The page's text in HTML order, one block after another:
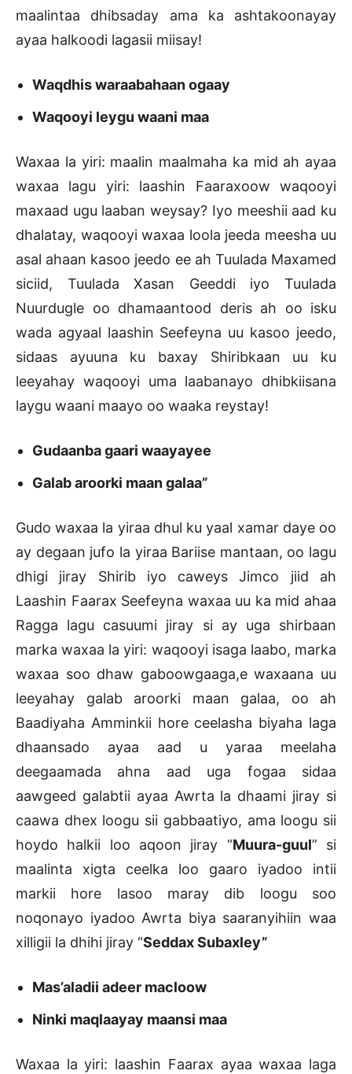
maalintaa dhibsaday ama ka ashtakoonayay
ayaa halkoodi lagasii miisay!
Waqdhis waraabahaan ogaay
Waqooyi leygu waani maa
Waxaa la yiri: maalin maalmaha ka mid ah ayaa
waxaa lagu yiri: laashin Faaraxoow waqooyi
maxaad ugu laaban weysay? Iyo meeshii aad ku
dhalatay, waqooyi waxaa loola jeeda meesha uu
asal ahaan kasoo jeedo ee ah Tuulada Maxamed
siciid, Tuulada Xasan Geeddi iyo Tuulada
Nuurdugle oo dhamaantood deris ah oo isku
wada agyaal laashin Seefeyna uu kasoo jeedo,
sidaas ayuuna ku baxay Shiribkaan uu ku
leeyahay waqooyi uma laabanayo dhibkiisana
laygu waani maayo oo waaka reystay!
Gudaanba gaari waayayee
Galab aroorki maan galaa”
Gudo waxaa la yiraa dhul ku yaal xamar daye oo
ay degaan jufo la yiraa Bariise mantaan, oo lagu
dhigi jiray Shirib iyo caweys Jimco jiid ah
Laashin Faarax Seefeyna waxaa uu ka mid ahaa
Ragga lagu casuumi jiray si ay uga shirbaan
marka waxaa la yiri: waqooyi isaga laabo, marka
waxaa soo dhaw gaboowgaaga,e waxaana uu
leeyahay galab aroorki maan galaa, oo ah
Baadiyaha Amminkii hore ceelasha biyaha laga
dhaansado ayaa aad u yaraa meelaha
deegaamada ahna aad uga fogaa sidaa
aawgeed galabtii ayaa Awrta la dhaami jiray si
caawa dhex loogu sii gabbaatiyo, ama loogu sii
hoydo halkii loo aqoon jiray “Muura-guul” si
maalinta xigta ceelka loo gaaro iyadoo intii
markii hore lasoo maray dib loogu soo
noqonayo iyadoo Awrta biya saaranyihiin waa
xilligii la dhihi jiray “Seddax Subaxley”
Mas’aladii adeer macloow
Ninki maqlaayay maansi maa
Waxaa la yiri: laashin Faarax ayaa waxaa laga